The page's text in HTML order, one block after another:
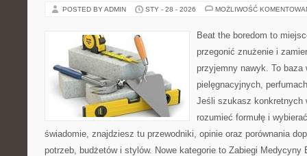
POSTED BY ADMIN STY - 28 - 2026 MOŻLIWOŚĆ
Beat the boredom to
przegonić znużenie i
przyjemny nawyk. To baza
pielęgnacyjnych,
Jeśli szukasz konkretnych
rozumieć formułę i
świadomie, znajdziesz tu przewodniki, opinie oraz porównania
potrzeb, budżetów i stylów. Nowe kategorie to Zabiegi Medycyny